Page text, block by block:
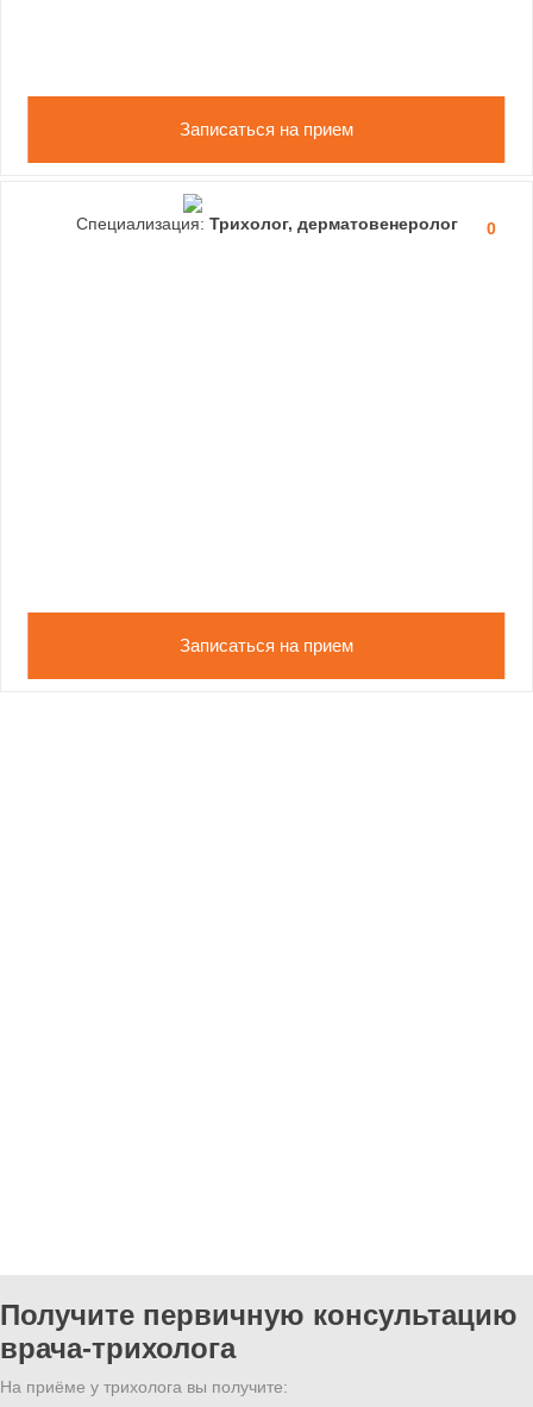
Записаться на прием
0
Специализация: Трихолог, дерматовенеролог
Записаться на прием
Получите первичную консультацию
врача-трихолога
На приёме у трихолога вы получите: